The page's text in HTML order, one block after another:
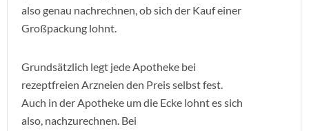
also genau nachrechnen, ob sich der Kauf einer
Großpackung lohnt.
Grundsätzlich legt jede Apotheke bei
rezeptfreien Arzneien den Preis selbst fest.
Auch in der Apotheke um die Ecke lohnt es sich
also, nachzurechnen. Bei